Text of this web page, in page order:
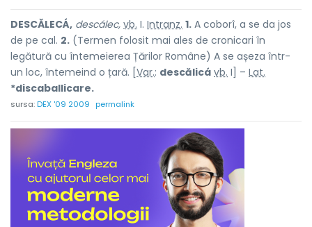
DESCĂLECÁ, descálec, vb. I. Intranz. 1. A coborî, a se da jos
de pe cal. 2. (Termen folosit mai ales de cronicari în
legătură cu întemeierea Țărilor Române) A se așeza într-
un loc, întemeind o țară. [ Var.: descălicá vb. I] – Lat.
*discaballicare.
sursa:DEX '09 2009 permalink